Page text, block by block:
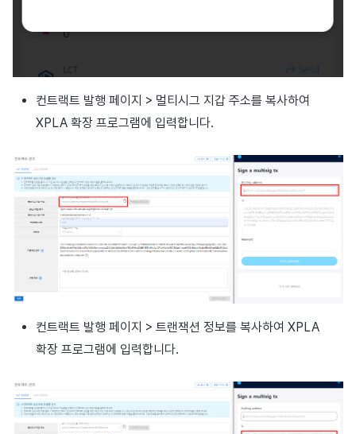
컨트랙트 발행 페이지 > 멀티시그 지갑 주소를 복사하여
XPLA 확장 프로그램에 입력합니다.
컨트랙트 발행 페이지 > 트랜잭션 정보를 복사하여 XPLA
확장 프로그램에 입력합니다.